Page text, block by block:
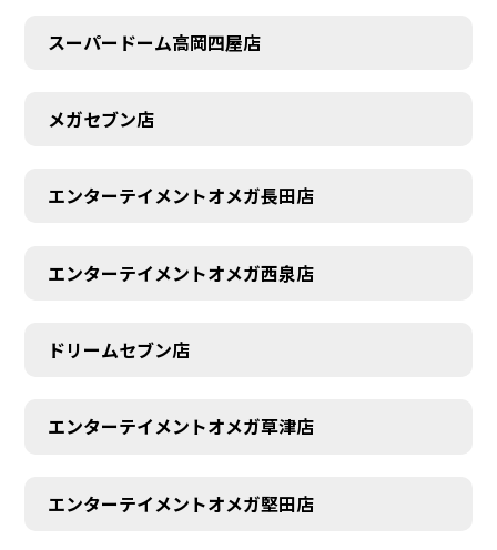
スーパードーム高岡四屋店
メガセブン店
エンターテイメントオメガ長田店
エンターテイメントオメガ西泉店
ドリームセブン店
エンターテイメントオメガ草津店
エンターテイメントオメガ堅田店